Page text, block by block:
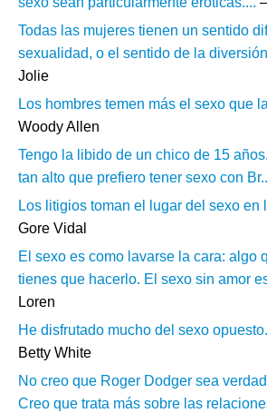
Todas las mujeres tienen un sentido
sexualidad, o el sentido de la
Jolie
Los hombres temen más el sexo que
Woody Allen
Tengo la libido de un chico de 15
tan alto que prefiero tener sexo con
Los litigios toman el lugar del sexo en
Gore Vidal
El sexo es como lavarse la cara: algo
tienes que hacerlo. El sexo sin amor
Loren
He disfrutado mucho del sexo
Betty White
No creo que Roger Dodger sea
Creo que trata más sobre las